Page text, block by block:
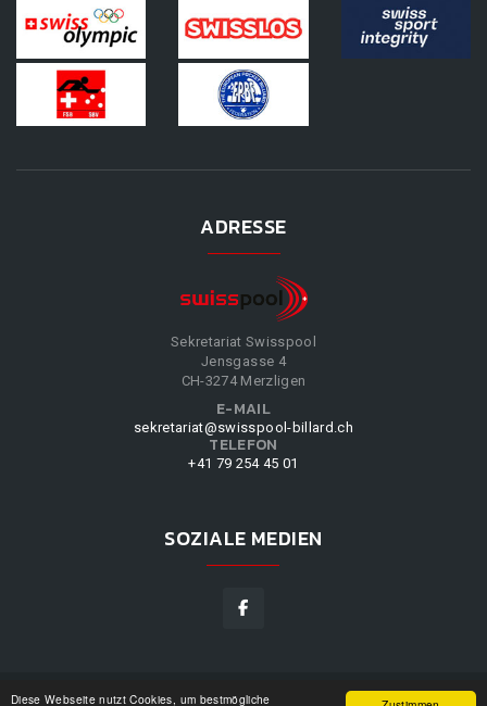
Diese Webseite nutzt Cookies, um bestmögliche
ADRESSE
Sekretariat Swisspool
Jensgasse 4
CH-3274 Merzligen
E-MAIL
sekretariat@swisspool-billard.ch
TELEFON
+41 79 254 45 01
SOZIALE MEDIEN